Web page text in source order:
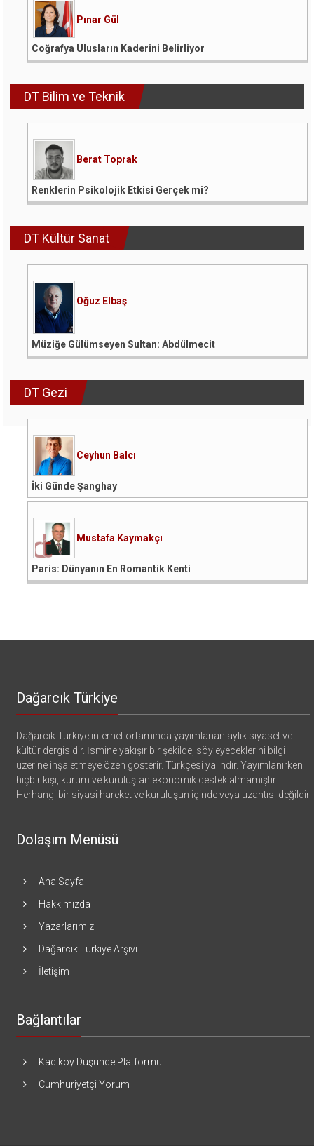
Pınar Gül
Coğrafya Ulusların Kaderini Belirliyor
DT Bilim ve Teknik
Berat Toprak
Renklerin Psikolojik Etkisi Gerçek mi?
DT Kültür Sanat
Oğuz Elbaş
Müziğe Gülümseyen Sultan: Abdülmecit
DT Gezi
Ceyhun Balcı
İki Günde Şanghay
Mustafa Kaymakçı
Paris: Dünyanın En Romantik Kenti
Dağarcık Türkiye
Dağarcık Türkiye internet ortamında yayımlanan aylık siyaset ve
kültür dergisidir. İsmine yakışır bir şekilde, söyleyeceklerini bilgi
üzerine inşa etmeye özen gösterir. Türkçesi yalındır. Yayımlanırken
hiçbir kişi, kurum ve kuruluştan ekonomik destek almamıştır.
Herhangi bir siyasi hareket ve kuruluşun içinde veya uzantısı değildir
Dolaşım Menüsü
Ana Sayfa
Hakkımızda
Yazarlarımız
Dağarcık Türkiye Arşivi
İletişim
Bağlantılar
Kadıköy Düşünce Platformu
Cumhuriyetçi Yorum